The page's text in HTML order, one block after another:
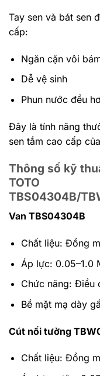
Tay sen và bát sen
cấp:
Ngăn cặn vôi
Dễ vệ sinh
Phun nước đều
Đây là tính năng
sen tắm cao cấp
Thông số kỹ
TOTO
TBS04304B/
Van TBS04304B
Chất liệu: Đồng
Áp lực: 0.05–1.0
Chức năng: Điều
Bề mặt mạ dày
Cút nối tường
Chất liệu: Đồng